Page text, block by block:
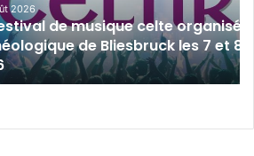
2026
de musique celte organisé
de Bliesbruck les 7 et 8